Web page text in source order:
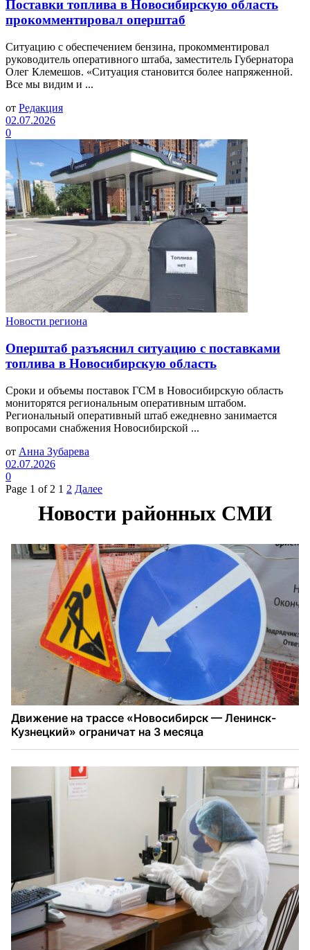
Поставки топлива в Новосибирскую область
прокомментировал оперштаб
Ситуацию с обеспечением бензина, прокомментировал
руководитель оперативного штаба, заместитель Губернатора
Олег Клемешов. «Ситуация становится более напряженной.
Все мы видим и ...
от Редакция
02.07.2026
0
Новости региона
Оперштаб разъяснил ситуацию с поставками
топлива в Новосибирскую область
Сроки и объемы поставок ГСМ в Новосибирскую область
мониторятся региональным оперативным штабом.
Региональный оперативный штаб ежедневно занимается
вопросами снабжения Новосибирской ...
от Анна Зубарева
02.07.2026
0
Page 1 of 2 1 2 Далее